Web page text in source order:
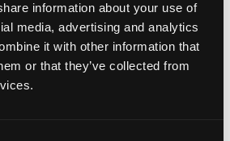
information about your use of
media, advertising and analytics
it with other information that
or that they’ve collected from
che le vostre merci
la destinazione desiderata.
Offriamo soluzioni personalizzate